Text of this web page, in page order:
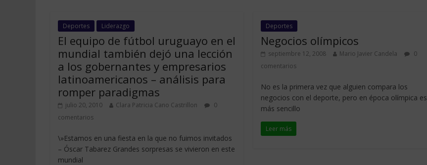
Deportes Liderazgo
El equipo de fútbol uruguayo en el
mundial también dejó una lección
a los gobernantes y empresarios
latinoamericanos – análisis para
romper paradigmas
julio 20, 2010 Clara Patricia Cano Castrillon
0
comentarios
\»Estamos en una fiesta en la que no fuimos invitados
– Óscar Tabarez Grandes sorpresas se vivieron en este
mundial
Deportes
Negocios olímpicos
septiembre 12, 2008 Mario Javier Candela
0
comentarios
No es la primera vez que alguien compara los
negocios con el deporte, pero en época olímpica es
más sencillo
Leer más